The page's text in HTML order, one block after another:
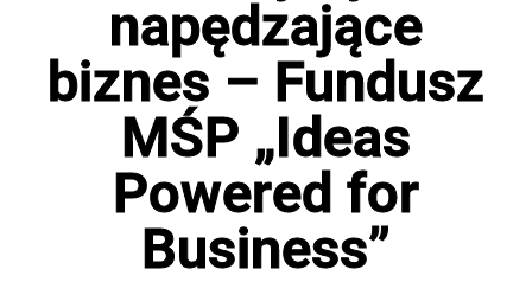
napędzające
biznes – Fundusz
MŚP „Ideas
Powered for
Business”